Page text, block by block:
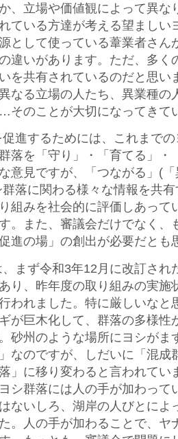
、立場や価値観によって異な
ている方達が考える望ましい
として使っている葦業者さん
違いがあります。ただ、多く
を共有されているのだと思い
なる立場の人たち、異業種の
そのことが大切になってきて
促進するためには、これまで
落を「守り」・「育てる」・
意見ですが、「つながる」(
群落に関わる様々な情報を共
組みを社会的に評価しあって
。また、審議会だけでなく、
進の場」の創出が必要だとも
、まず令和3年12月に改訂され
り、昨年度の取り組みの実施
われました。特に厳しいなと
が巨木化して、群落の多様性
砂州のような場所にヨシがま
なのですが、しだいに「混
」に移り変わると言われて
シ群落には人の手が加わって
ないしろ、湖岸の人びとによ
。人の手が加わることで、ヤ